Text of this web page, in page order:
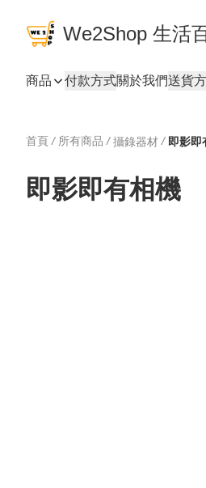
We2Shop 生活
商品 付款方式關於我們送貨
首頁 / 所有商品 / 攝錄器材 / 即影即
即影即有相機